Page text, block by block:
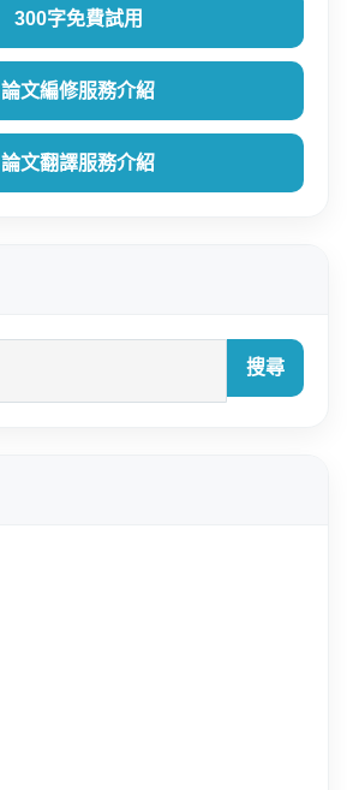
300字免費試用
論文編修服務介紹
論文翻譯服務介紹
搜尋